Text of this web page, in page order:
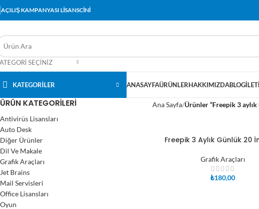
AÇILIŞ KAMPANYASI LİSANSCİNİ
SEÇINIZ
KATEGORİLER ANASAYFAÜRÜNLERHAKKIMIZDABLOG
ÜRÜN KATEGORILERI
Antivirüs Lisansları
Auto Desk
Diğer Ürünler
Dil Ve Makale
Grafik Araçları
Jet Brains
Mail Servisleri
Office Lisansları
Oyun
Ana Sayfa Ürünler “Freepik 3
SEPETE EKLE
Freepik 3 Aylık Günlük 20
Grafik Araçları
₺180,00